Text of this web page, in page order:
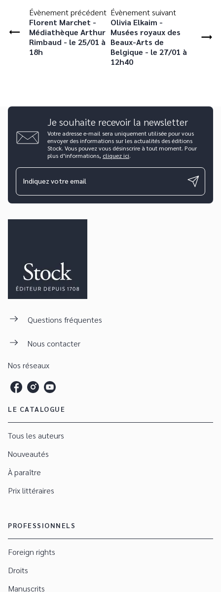
Évènement précédent
Florent Marchet -
Médiathèque Arthur
Rimbaud - le 25/01 à
18h
Évènement suivant
Olivia Elkaim -
Musées royaux des
Beaux-Arts de
Belgique - le 27/01 à
12h40
Je souhaite recevoir la newsletter
Votre adresse e-mail sera uniquement utilisée pour vous
envoyer des informations sur les actualités des éditions
Stock. Vous pouvez vous désinscrire à tout moment. Pour
plus d’informations, cliquez ici.
Indiquez votre email
Questions fréquentes
Nous contacter
Nos réseaux
LE CATALOGUE
Tous les auteurs
Nouveautés
À paraître
Prix littéraires
PROFESSIONNELS
Foreign rights
Droits
Manuscrits